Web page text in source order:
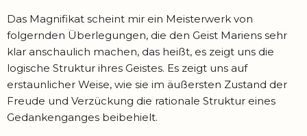
Das Magnifikat scheint mir ein Meisterwerk von
folgernden Überlegungen, die den Geist Mariens sehr
klar anschaulich machen, das heißt, es zeigt uns die
logische Struktur ihres Geistes. Es zeigt uns auf
erstaunlicher Weise, wie sie im äußersten Zustand der
Freude und Verzückung die rationale Struktur eines
Gedankenganges beibehielt.